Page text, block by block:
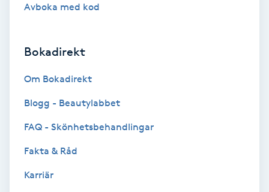
Fransborttagning
Avboka med kod
Bokadirekt
Om Bokadirekt
Blogg - Beautylabbet
FAQ - Skönhetsbehandlingar
Fakta & Råd
Karriär